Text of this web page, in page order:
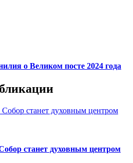
о Великом посте 2024 года
станет духовным центром